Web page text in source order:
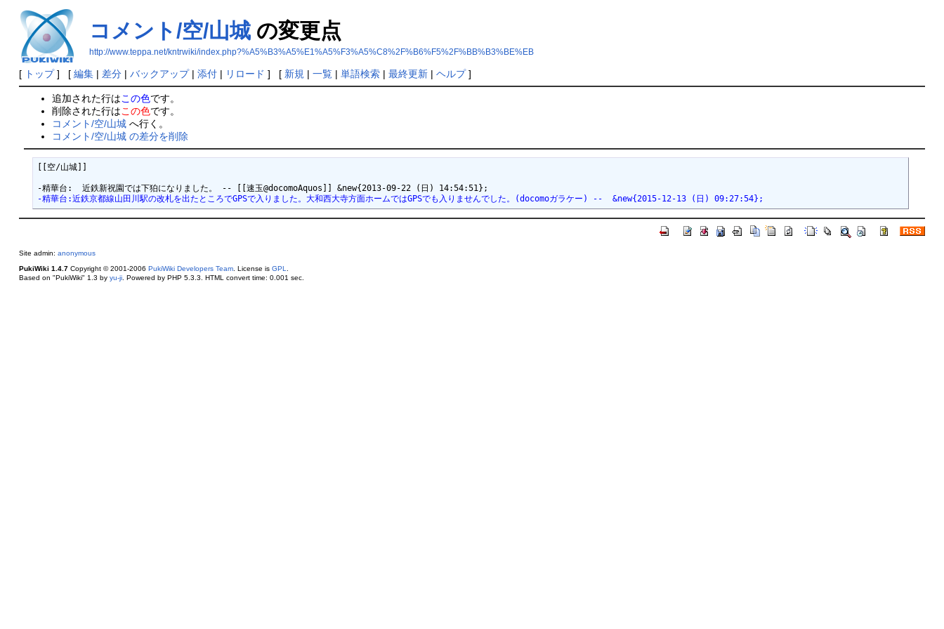
コメント/空/山城の変更点
http://www.teppa.net/kntrwiki/index.php?%A5%B3%A5%E1%A5%F3%A5%C8%2F%B6%F5%2F%BB%B3%BE%EB
[ トップ] [ 編集| 差分| バックアップ| 添付| リロード ] [ 新規 | 一覧| 単語検索| 最終更新| ヘルプ]
追加された行はこの色です。
削除された行はこの色です。
コメント/空/山城 へ行く。
コメント/空/山城 の差分を削除
[[空/山城]]
-精華台:近鉄京都線山田川駅の改札を出たところでGPSで入りました。大和西大寺方面ホームではGPSでも入りませんでした。(docomoガラケー) --  &new{2015-12-13 (日) 09:27:54};
Site admin: anonymous
PukiWiki 1.4.7Copyright © 2001-2006 PukiWiki Developers Team. License is GPL
Based on "PukiWiki" 1.3 by yu-ji. Powered by PHP 5.3.3. HTML convert time: 0.001 sec.